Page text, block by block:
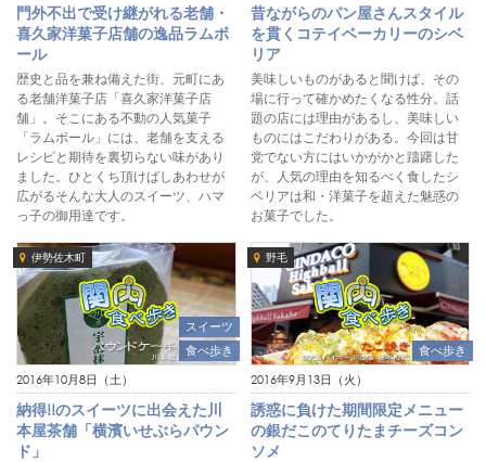
門外不出で受け継がれる老舗・
喜久家洋菓子店舗の逸品ラムボ
ール
歴史と品を兼ね備えた街、元町にあ
る老舗洋菓子店「喜久家洋菓子店
舗」。そこにある不動の人気菓子
「ラムボール」には、老舗を支える
レシピと期待を裏切らない味があり
ました。ひとくち頂けばしあわせが
広がるそんな大人のスイーツ、ハマ
っ子の御用達です。
昔ながらのパン屋さんスタイル
を貫くコテイベーカリーのシベ
リア
美味しいものがあると聞けば、その
場に行って確かめたくなる性分。話
題の店には理由があるし、美味しい
ものにはこだわりがある。今回は甘
党でない方にはいかがかと躊躇した
が、人気の理由を知るべく食したシ
ベリアは和・洋菓子を超えた魅惑の
お菓子でした。
伊勢佐木町
スイーツ
食べ歩き
2016年10月8日（土）
納得!!のスイーツに出会えた川
本屋茶舗「横濱いせぶらパウン
ド」
野毛
食べ歩き
2016年9月13日（火）
誘惑に負けた期間限定メニュー
の銀だこのてりたまチーズコン
ソメ